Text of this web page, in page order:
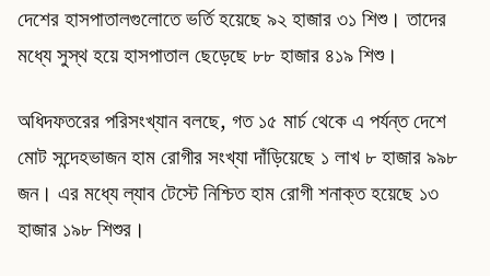
দেশের হাসপাতালগুলোতে ভর্তি হয়েছে ৯২ হাজার ৩১ শিশু। তাদের
মধ্যে সুস্থ হয়ে হাসপাতাল ছেড়েছে ৮৮ হাজার ৪১৯ শিশু।
অধিদফতরের পরিসংখ্যান বলছে, গত ১৫ মার্চ থেকে এ পর্যন্ত দেশে
মোট সন্দেহভাজন হাম রোগীর সংখ্যা দাঁড়িয়েছে ১ লাখ ৮ হাজার ৯৯৮
জন। এর মধ্যে ল্যাব টেস্টে নিশ্চিত হাম রোগী শনাক্ত হয়েছে ১৩
হাজার ১৯৮ শিশুর।